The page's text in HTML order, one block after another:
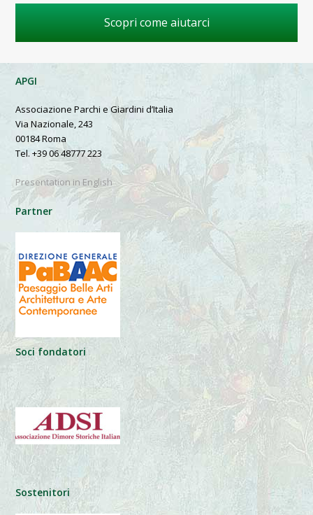
Scopri come aiutarci
APGI
Associazione Parchi e Giardini d’Italia
Via Nazionale, 243
00184 Roma
Tel. +39 06 48777 223
Presentation in English
Partner
Soci fondatori
Sostenitori